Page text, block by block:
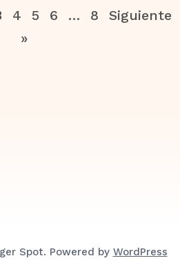
4 5 6 … 8
Siguiente
»
Spot. Powered by WordPress